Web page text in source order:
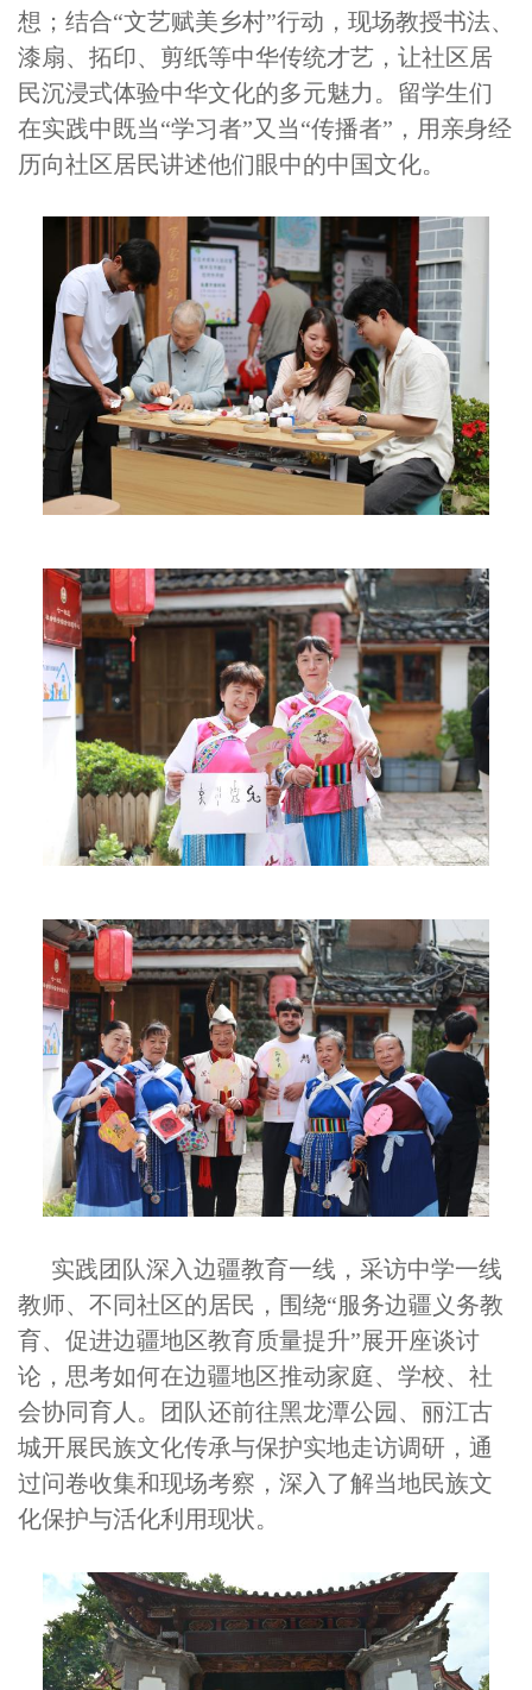
想；结合“文艺赋美乡村”行动，现场教授书法、
漆扇、拓印、剪纸等中华传统才艺，让社区居
民沉浸式体验中华文化的多元魅力。留学生们
在实践中既当“学习者”又当“传播者”，用亲身经
历向社区居民讲述他们眼中的中国文化。
实践团队深入边疆教育一线，采访中学一线
教师、不同社区的居民，围绕“服务边疆义务教
育、促进边疆地区教育质量提升”展开座谈讨
论，思考如何在边疆地区推动家庭、学校、社
会协同育人。团队还前往黑龙潭公园、丽江古
城开展民族文化传承与保护实地走访调研，通
过问卷收集和现场考察，深入了解当地民族文
化保护与活化利用现状。